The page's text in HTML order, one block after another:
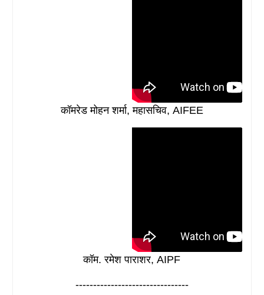
कॉमरेड मोहन शर्मा, महासचिव, AIFEE
कॉम. रमेश पाराशर, AIPF
--------------------------------